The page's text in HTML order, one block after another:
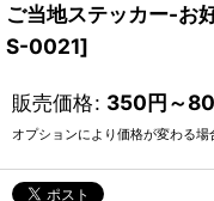
ご当地ステッカー-お
S-0021]
販売価格: 350円～
オプションにより価格が変わる場